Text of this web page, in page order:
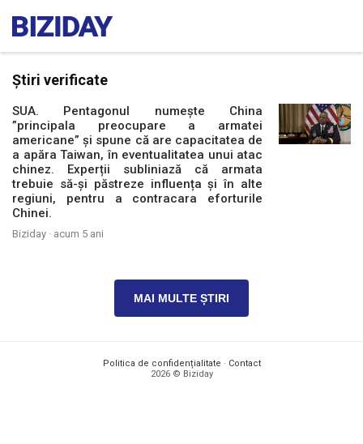
Știri verificate
SUA. Pentagonul numește China
”principala preocupare a armatei
americane” și spune că are capacitatea de
a apăra Taiwan, în eventualitatea unui atac
chinez. Experții subliniază că armata
trebuie să-și păstreze influența și în alte
regiuni, pentru a contracara eforturile
Chinei.
Biziday · acum 5 ani
MAI MULTE ȘTIRI
Politica de confidențialitate · Contact
2026 © Biziday